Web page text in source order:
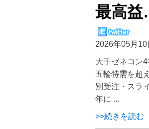
最高
2026年05月10
大手ゼネコン
五輪特需を超
別受注・スラ
年に ...
>>続きを読む